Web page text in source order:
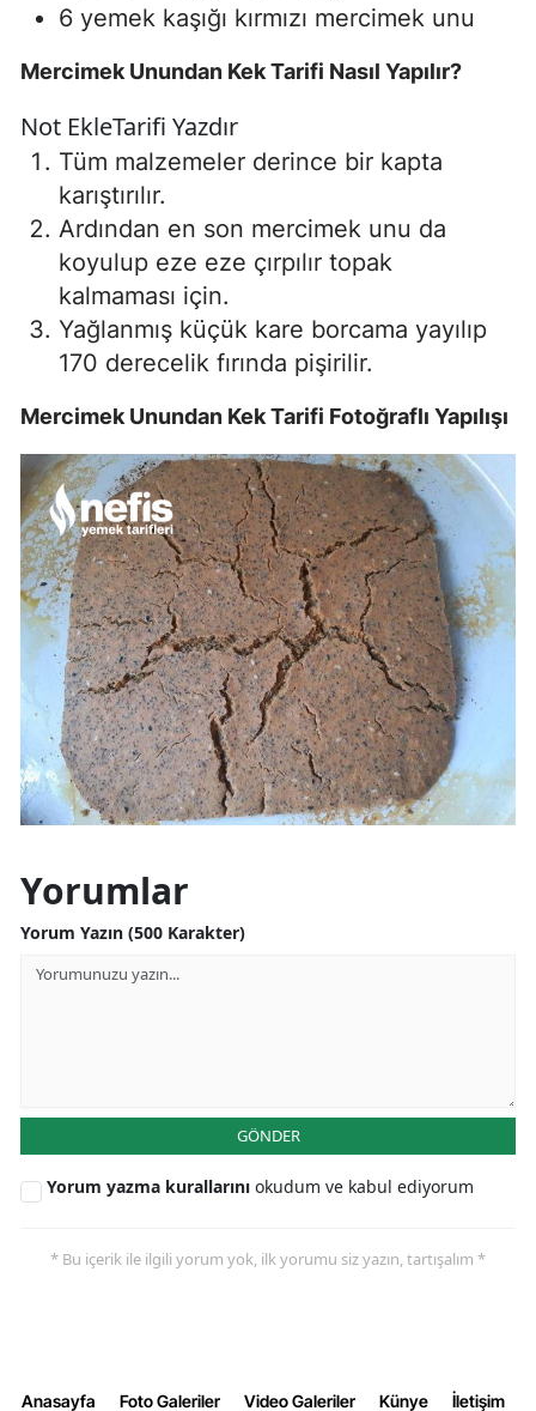
6 yemek kaşığı kırmızı mercimek unu
Mercimek Unundan Kek Tarifi Nasıl Yapılır?
Not EkleTarifi Yazdır
Tüm malzemeler derince bir kapta
karıştırılır.
Ardından en son mercimek unu da
koyulup eze eze çırpılır topak
kalmaması için.
Yağlanmış küçük kare borcama yayılıp
170 derecelik fırında pişirilir.
Mercimek Unundan Kek Tarifi Fotoğraflı Yapılışı
Yorumlar
Yorum Yazın (500 Karakter)
GÖNDER
Yorum yazma kurallarını okudum ve kabul ediyorum
* Bu içerik ile ilgili yorum yok, ilk yorumu siz yazın, tartışalım *
Anasayfa Foto Galeriler Video Galeriler Künye İletişim